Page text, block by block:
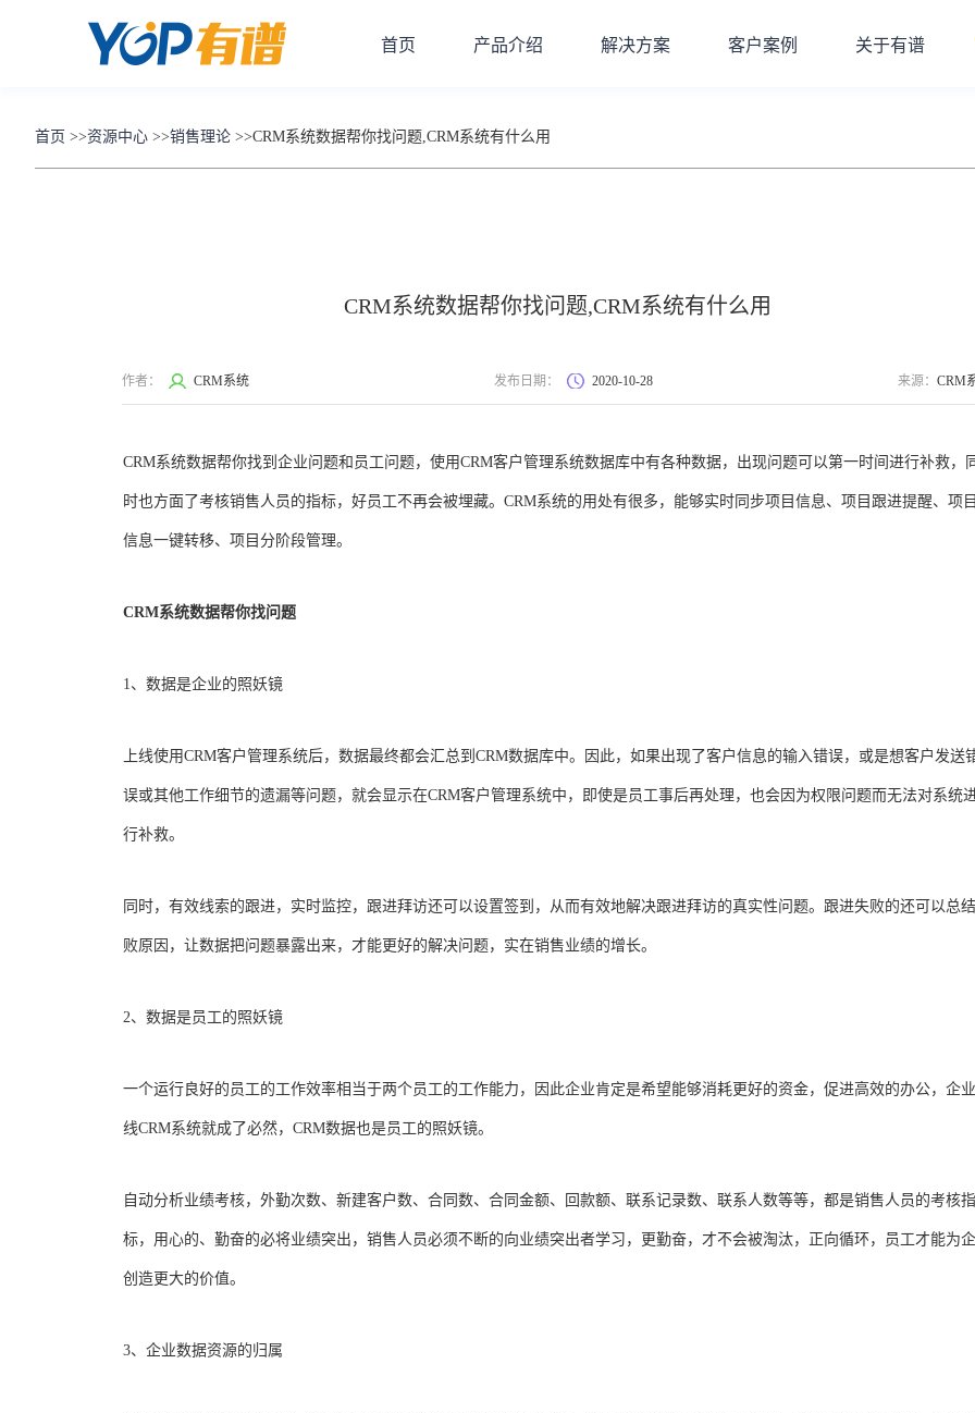
首页 产品介绍 解决方案 客户案例 关于有谱
首页 >>资源中心 >>销售理论 >>CRM系统数据帮你找问题,CRM系统有什么用
CRM系统数据帮你找问题,CRM系统有什么用
作者： CRM系统 发布日期： 2020-10-28 来源： CRM
CRM系统数据帮你找到企业问题和员工问题，使用CRM客户管理系统数据库中有各种数据，出现问题可以第一时间进行补救，
时也方面了考核销售人员的指标，好员工不再会被埋藏。CRM系统的用处有很多，能够实时同步项目信息、项目跟进提醒、项目
信息一键转移、项目分阶段管理。
CRM系统数据帮你找问题
1、数据是企业的照妖镜
上线使用CRM客户管理系统后，数据最终都会汇总到CRM数据库中。因此，如果出现了客户信息的输入错误，或是想客户发送
误或其他工作细节的遗漏等问题，就会显示在CRM客户管理系统中，即使是员工事后再处理，也会因为权限问题而无法对系统
行补救。
同时，有效线索的跟进，实时监控，跟进拜访还可以设置签到，从而有效地解决跟进拜访的真实性问题。跟进失败的还可以总
败原因，让数据把问题暴露出来，才能更好的解决问题，实在销售业绩的增长。
2、数据是员工的照妖镜
一个运行良好的员工的工作效率相当于两个员工的工作能力，因此企业肯定是希望能够消耗更好的资金，促进高效的办公，企
线CRM系统就成了必然，CRM数据也是员工的照妖镜。
自动分析业绩考核，外勤次数、新建客户数、合同数、合同金额、回款额、联系记录数、联系人数等等，都是销售人员的考核指
标，用心的、勤奋的必将业绩突出，销售人员必须不断的向业绩突出者学习，更勤奋，才不会被淘汰，正向循环，员工才能为
创造更大的价值。
3、企业数据资源的归属